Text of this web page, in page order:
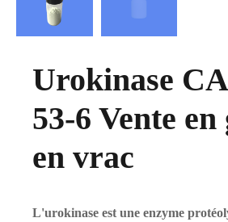
Urokinase
53-6 Vente en
en vrac
L'urokinase est une enzyme